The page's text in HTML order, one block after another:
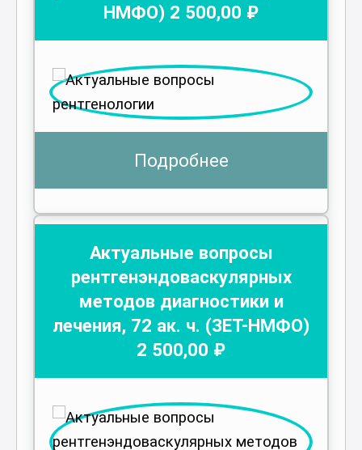
НМФО) 2 500,00 ₽
Подробнее
Актуальные вопросы
рентгенэндоваскулярных
методов диагностики и
лечения, 72 ак. ч. (ЗЕТ-НМФО)
2 500,00 ₽